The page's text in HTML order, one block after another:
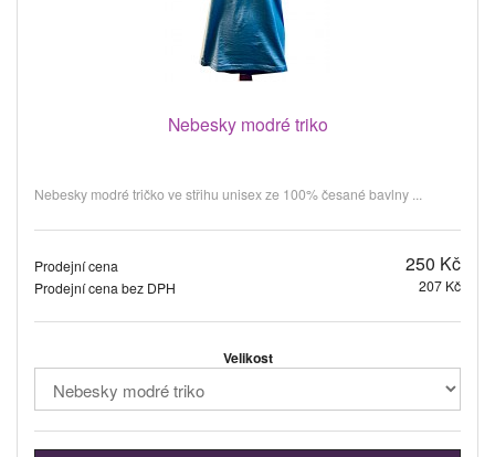
Nebesky modré triko
Nebesky modré tričko ve střihu unisex ze 100% česané bavlny ...
Prodejní cena 250 Kč
Prodejní cena bez DPH 207 Kč
Velikost